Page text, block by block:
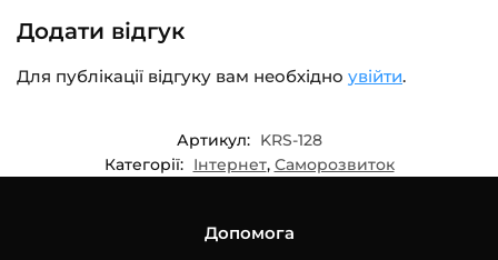
Додати відгук
Для публікації відгуку вам необхідно увійти.
Артикул: KRS-128
Категорії: Інтернет, Саморозвиток
Допомога